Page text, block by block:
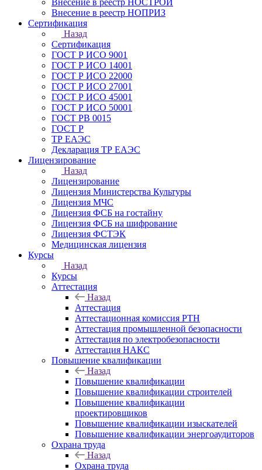
Внесение в реестр НОСТРОЙ
Внесение в реестр НОПРИЗ
Сертификация
Назад
Сертификация
ГОСТ Р ИСО 9001
ГОСТ Р ИСО 14001
ГОСТ Р ИСО 22000
ГОСТ Р ИСО 27001
ГОСТ Р ИСО 45001
ГОСТ Р ИСО 50001
ГОСТ РВ 0015
ГОСТ Р
ТР ЕАЭС
Декларация ТР ЕАЭС
Лицензирование
Назад
Лицензирование
Лицензия Министерства Культуры
Лицензия МЧС
Лицензия ФСБ на гостайну
Лицензия ФСБ на шифрование
Лицензия ФСТЭК
Медицинская лицензия
Курсы
Назад
Курсы
Аттестация
Назад
Аттестация
Аттестационная комиссия РТН
Аттестация промышленной безопасности
Аттестация по электробезопасности
Аттестация НАКС
Повышение квалификации
Назад
Повышение квалификации
Повышение квалификации строителей
Повышение квалификации
проектировщиков
Повышение квалификации изыскателей
Повышение квалификации энергоаудиторов
Охрана труда
Назад
Охрана труда